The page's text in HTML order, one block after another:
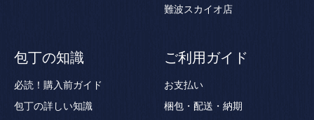
難波スカイオ店
包丁の知識
必読！購入前ガイド
包丁の詳しい知識
ご利用ガイド
お支払い
梱包・配送・納期